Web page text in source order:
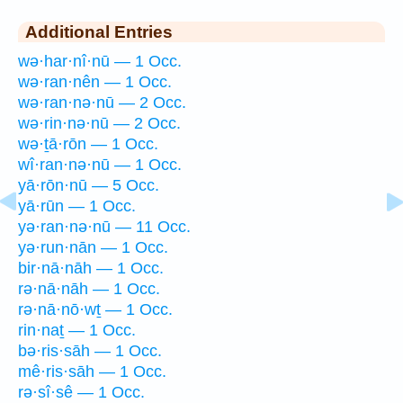
Additional Entries
wə·har·nî·nū — 1 Occ.
wə·ran·nên — 1 Occ.
wə·ran·nə·nū — 2 Occ.
wə·rin·nə·nū — 2 Occ.
wə·ṯā·rōn — 1 Occ.
wî·ran·nə·nū — 1 Occ.
yā·rōn·nū — 5 Occ.
yā·rūn — 1 Occ.
yə·ran·nə·nū — 11 Occ.
yə·run·nān — 1 Occ.
bir·nā·nāh — 1 Occ.
rə·nā·nāh — 1 Occ.
rə·nā·nō·wṯ — 1 Occ.
rin·naṯ — 1 Occ.
bə·ris·sāh — 1 Occ.
mê·ris·sāh — 1 Occ.
rə·sî·sê — 1 Occ.